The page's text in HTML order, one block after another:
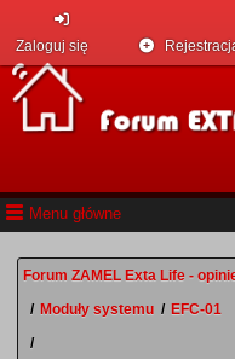
Menu główne
Zaloguj się
Forum ZAMEL Exta Life -
/ Moduły systemu / EFC-01
/